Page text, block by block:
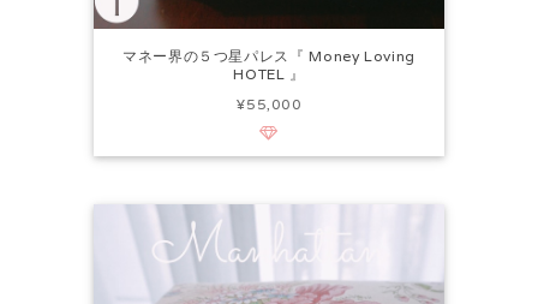
マネー界の５つ星パレス『 Money Loving
HOTEL 』
¥55,000